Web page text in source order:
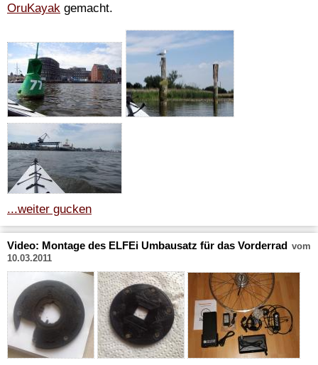
OruKayak gemacht.
...weiter gucken
Video: Montage des ELFEi Umbausatz für das Vorderrad vom
10.03.2011